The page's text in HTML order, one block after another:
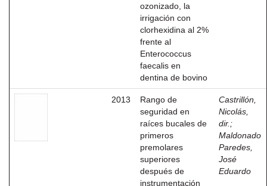
ozonizado, la
irrigación con
clorhexidina al 2%
frente al
Enterococcus
faecalis en
dentina de bovino
2013
Rango de
seguridad en
raíces bucales de
primeros
premolares
superiores
después de
instrumentación
Castrillón,
Nicolás,
dir. ;
Maldonado
Paredes,
José
Eduardo